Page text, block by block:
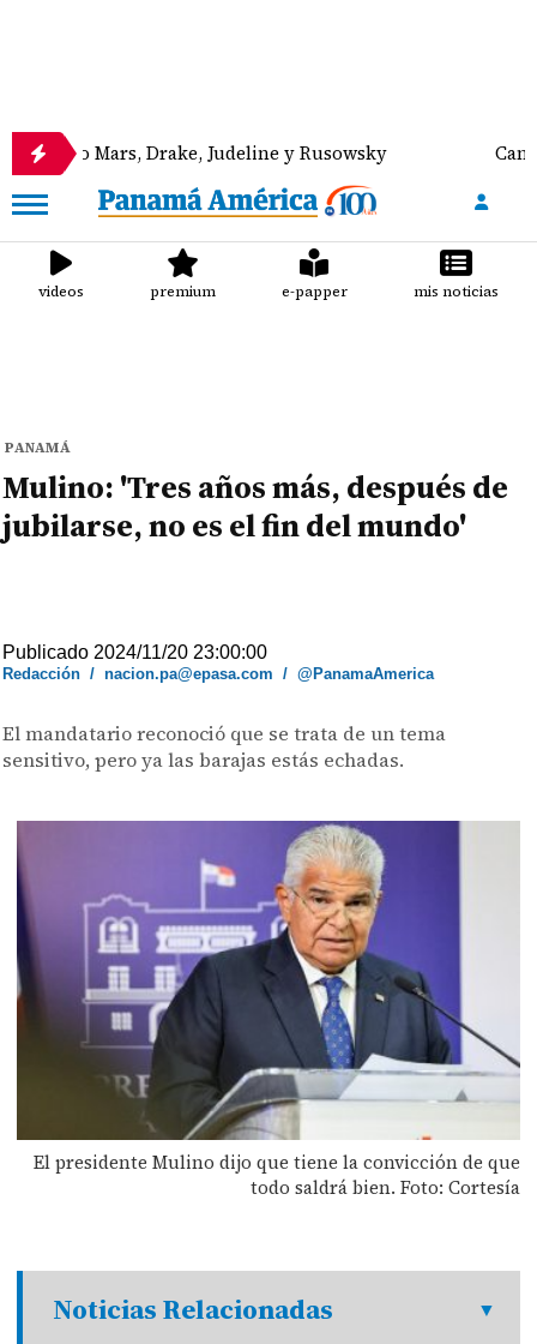
Drake, Judeline y Rusowsky Canal de
videos premium e-papper mis noticias
PANAMÁ
Mulino: 'Tres años más, después de
jubilarse, no es el fin del mundo'
Publicado 2024/11/20 23:00:00
Redacción /nacion.pa@epasa.com /@PanamaAmerica
El mandatario reconoció que se trata de un tema
sensitivo, pero ya las barajas estás echadas.
El presidente Mulino dijo que tiene la convicción de que
todo saldrá bien. Foto: Cortesía
Noticias Relacionadas